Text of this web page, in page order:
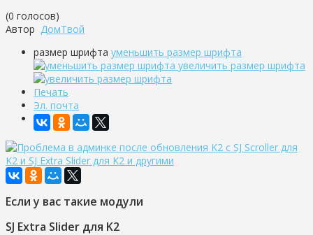
(0 голосов)
Автор ДомТвой
размер шрифта уменьшить размер шрифта
увеличить размер шрифта
Печать
Эл. почта
Если у вас такие модули
SJ Extra Slider для K2